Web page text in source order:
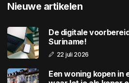
Nieuwe artikelen
De digitale
Suriname!
22 juli 2026
Een woning kopen in